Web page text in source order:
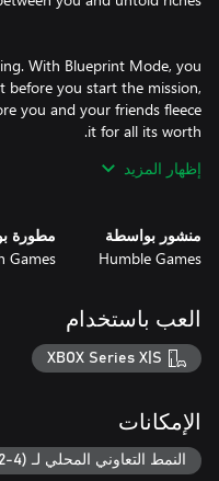
With Blueprint Mode, you
before you start the mission,
you and your friends fleece
heist. However, nothing ever
so you’ll need to work
with an updated 3D
or test your skills against the
once and for all that you and
are the ultimate thieves!
إظهار المزيد
منشور بواسطة
Humble Games
مطورة
Games
العب باستخدام
XBOX Series X|S
الإمكانات
النمط التعاوني المحلي لـ Xbox (2-4)